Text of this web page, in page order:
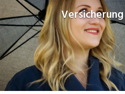
Versicherung